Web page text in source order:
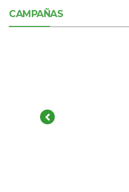
CAMPAÑAS